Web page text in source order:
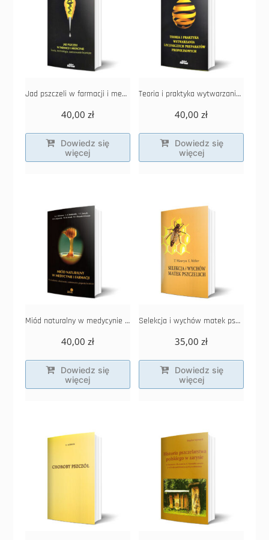
Jad pszczeli w farmacji i medycynie
40,00 zł
Dowiedz się
więcej
Teoria i praktyka wytwarzania leczniczych preparatów propolisowych
40,00zł
Dowiedz się
więcej
Miód naturalny w medycynie i farmacji
40,00 zł
Dowiedz się
więcej
Selekcja i wychów matek pszczelich
35,00zł
Dowiedz się
więcej